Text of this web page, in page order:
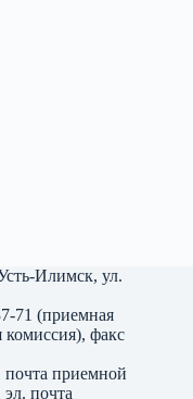
Илимск, ул.
71 (приемная
комиссия), факс
почта приемной
эл. почта